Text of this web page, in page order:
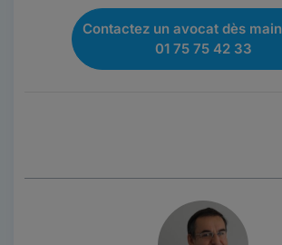
Contactez un avocat dès
01 75 75 42 33